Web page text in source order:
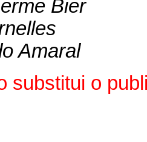
Bier
Amaral
substitui o